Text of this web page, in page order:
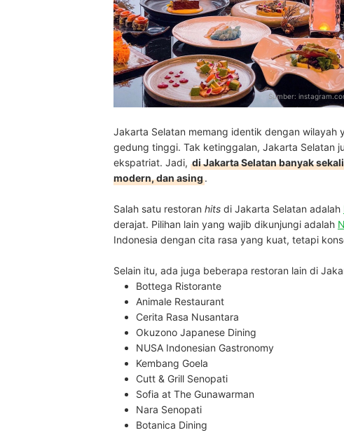
Sumber:
Jakarta Selatan memang identik dengan
gedung tinggi. Tak ketinggalan, Jakarta Selatan
ekspatriat. Jadi, di Jakarta Selatan banyak
modern, dan asing.
Salah satu restoran hits di Jakarta Selatan adalah
derajat. Pilihan lain yang wajib dikunjungi adalah
Indonesia dengan cita rasa yang kuat, tetapi
Selain itu, ada juga beberapa restoran lain di
Bottega Ristorante
Animale Restaurant
Cerita Rasa Nusantara
Okuzono Japanese Dining
NUSA Indonesian Gastronomy
Kembang Goela
Cutt & Grill Senopati
Sofia at The Gunawarman
Nara Senopati
Botanica Dining